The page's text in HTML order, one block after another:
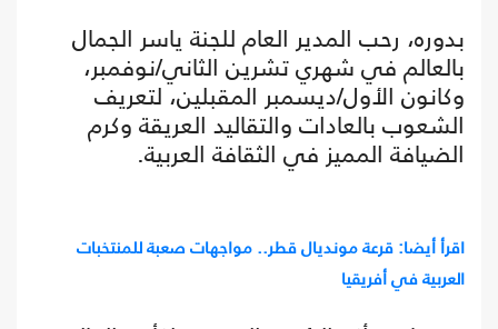
بدوره، رحب المدير العام للجنة ياسر الجمال
بالعالم في شهري تشرين الثاني/نوفمبر،
وكانون الأول/ديسمبر المقبلين، لتعريف
الشعوب بالعادات والتقاليد العريقة وكرم
الضيافة المميز في الثقافة العربية.
اقرأ أيضا: قرعة مونديال قطر.. مواجهات صعبة للمنتخبات
العربية في أفريقيا